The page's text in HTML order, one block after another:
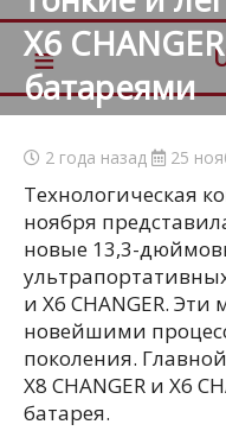
≡
X6
батареями
2 года назад 25
Технологическая
ноября
новые 13,3-
и X6 CHANGER.
новейшими
поколения.
X8 CHANGER и X6
батарея.